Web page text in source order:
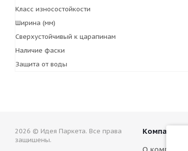
Класс износостойкости
Ширина (мм)
Сверхустойчивый к царапинам
Наличие фаски
Защита от воды
2026 © Идея Паркета. Все права
защишены.
Компания